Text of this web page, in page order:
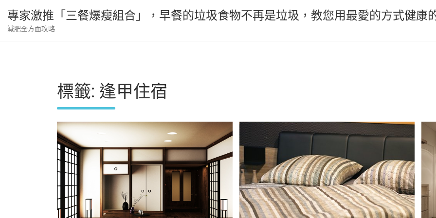
content
專家激推「三餐爆瘦組合」，早餐的垃圾食物不再是垃圾，教您用最愛的方式健康
減肥全方面攻略
標籤: 逢甲住宿